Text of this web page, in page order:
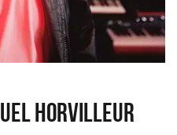
Horvilleur